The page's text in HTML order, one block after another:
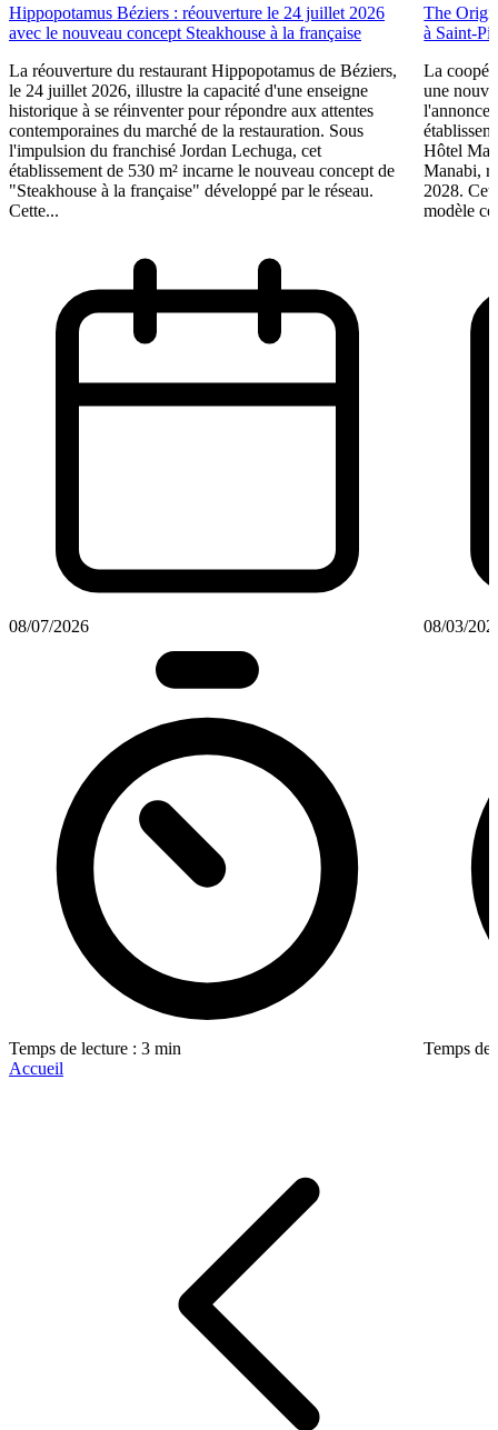
Hippopotamus Béziers : réouverture le 24 juillet 2026
avec le nouveau concept Steakhouse à la française
La réouverture du restaurant Hippopotamus de Béziers,
le 24 juillet 2026, illustre la capacité d'une enseigne
historique à se réinventer pour répondre aux attentes
contemporaines du marché de la restauration. Sous
l'impulsion du franchisé Jordan Lechuga, cet
établissement de 530 m² incarne le nouveau concept de
"Steakhouse à la française" développé par le réseau.
Cette...
08/07/2026
Temps de lecture : 3 min
The
à Saint-
La
une
l'annonce
Hôtel
Manabi,
2028.
modèle
08/03/
Temps de
Accueil